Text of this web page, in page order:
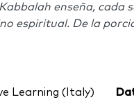
enseña, cada
espiritual. De la
Learning (Italy)